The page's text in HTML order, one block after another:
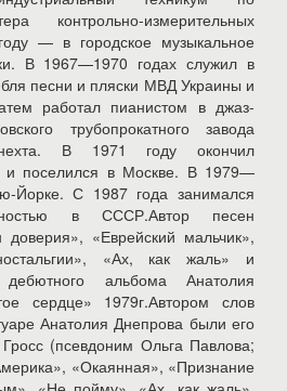
контрольно-измерительных
— в городское музыкальное
В 1967—1970 годах служил в
песни и пляски МВД Украины и
работал пианистом в джаз-
трубопрокатного завода
В 1971 году окончил
и поселился в Москве. В 1979—
Йорке. С 1987 года занимался
в СССР.Автор песен
«Еврейский мальчик»,
«Ах, как жаль» и
альбома Анатолия
сердце» 1979г.Автором слов
Анатолия Днепрова были его
(псевдоним Ольга Павлова;
«Окаянная», «Признание